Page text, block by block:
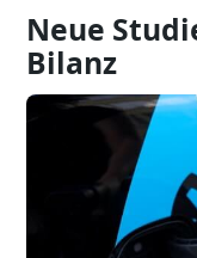
Neue
Bilanz